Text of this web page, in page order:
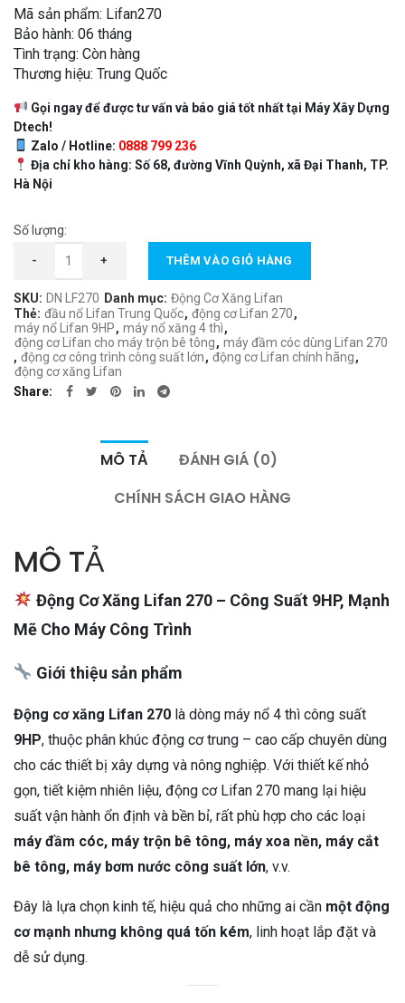
là:
Mã sản phẩm: Lifan270
Bảo hành: 06 tháng
Tình trạng: Còn hàng
Thương hiệu: Trung Quốc
Gọi ngay để được tư vấn và báo giá tốt nhất tại Máy Xây Dựng
Dtech!
Zalo / Hotline: 0888 799 236
Địa chỉ kho hàng: Số 68, đường Vĩnh Quỳnh, xã Đại Thanh, TP.
Hà Nội
Số lượng:
Động Cơ Xăng Lifan 270 số lượng
- + THÊM VÀO GIỎ HÀNG
SKU: DN LF270 Danh mục: Động Cơ Xăng Lifan
Thẻ: đầu nổ Lifan Trung Quốc, động cơ Lifan 270,
máy nổ Lifan 9HP, máy nổ xăng 4 thì,
động cơ Lifan cho máy trộn bê tông, máy đầm cóc dùng Lifan 270
, động cơ công trình công suất lớn, động cơ Lifan chính hãng,
động cơ xăng Lifan
Share
MÔ TẢ
ĐÁNH GIÁ (0)
CHÍNH SÁCH GIAO HÀNG
MÔ TẢ
Động Cơ Xăng Lifan 270 – Công Suất 9HP, Mạnh
Mẽ Cho Máy Công Trình
Giới thiệu sản phẩm
Động cơ xăng Lifan 270 là dòng máy nổ 4 thì công suất
9HP, thuộc phân khúc động cơ trung – cao cấp chuyên dùng
cho các thiết bị xây dựng và nông nghiệp. Với thiết kế nhỏ
gọn, tiết kiệm nhiên liệu, động cơ Lifan 270 mang lại hiệu
suất vận hành ổn định và bền bỉ, rất phù hợp cho các loại
máy đầm cóc, máy trộn bê tông, máy xoa nền, máy cắt
bê tông, máy bơm nước công suất lớn, v.v.
Đây là lựa chọn kinh tế, hiệu quả cho những ai cần một động
cơ mạnh nhưng không quá tốn kém, linh hoạt lắp đặt và
dễ sử dụng.